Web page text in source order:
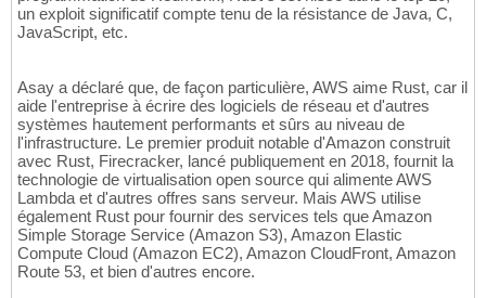
un exploit significatif compte tenu de la résistance de Java, C,
JavaScript, etc.
Asay a déclaré que, de façon particulière, AWS aime Rust, car il
aide l'entreprise à écrire des logiciels de réseau et d'autres
systèmes hautement performants et sûrs au niveau de
l'infrastructure. Le premier produit notable d'Amazon construit
avec Rust, Firecracker, lancé publiquement en 2018, fournit la
technologie de virtualisation open source qui alimente AWS
Lambda et d'autres offres sans serveur. Mais AWS utilise
également Rust pour fournir des services tels que Amazon
Simple Storage Service (Amazon S3), Amazon Elastic
Compute Cloud (Amazon EC2), Amazon CloudFront, Amazon
Route 53, et bien d'autres encore.